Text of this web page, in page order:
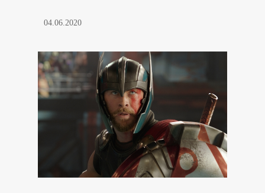
04.06.2020